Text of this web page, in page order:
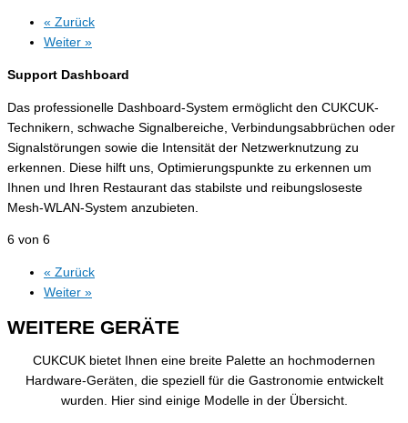
« Zurück
Weiter »
Support Dashboard
Das professionelle Dashboard-System ermöglicht den CUKCUK-
Technikern, schwache Signalbereiche, Verbindungsabbrüchen oder
Signalstörungen sowie die Intensität der Netzwerknutzung zu
erkennen. Diese hilft uns, Optimierungspunkte zu erkennen um
Ihnen und Ihren Restaurant das stabilste und reibungsloseste
Mesh-WLAN-System anzubieten.
6 von 6
« Zurück
Weiter »
WEITERE GERÄTE
CUKCUK bietet Ihnen eine breite Palette an hochmodernen
Hardware-Geräten, die speziell für die Gastronomie entwickelt
wurden. Hier sind einige Modelle in der Übersicht.